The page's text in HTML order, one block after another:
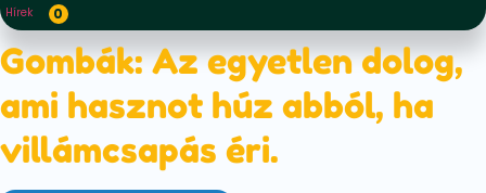
Hírek
0
Gombák: Az egyetlen dolog,
ami hasznot húz abból, ha
villámcsapás éri.